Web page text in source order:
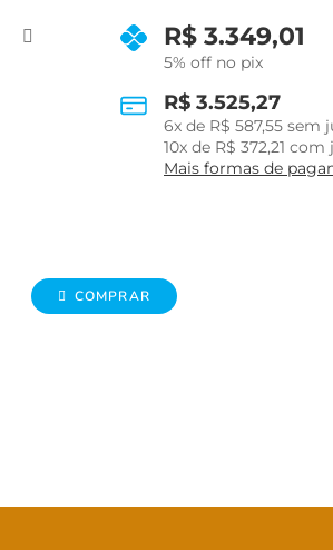
R$ 3.349,01
5% off no pix
R$ 3.525,27
6x de R$ 587,55 sem
10x de R$ 372,21 com
Mais formas de
COMPRAR